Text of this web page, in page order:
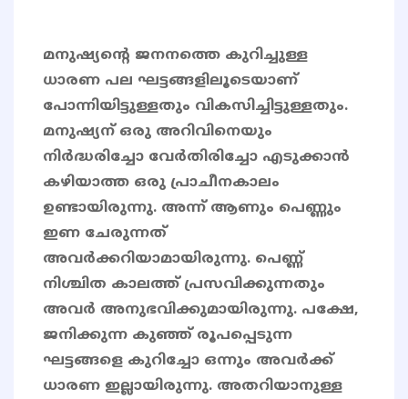
മനുഷ്യൻ്റെ ജനനത്തെ കുറിച്ചുള്ള
ധാരണ പല ഘട്ടങ്ങളിലൂടെയാണ്
പോന്നിയിട്ടുള്ളതും വികസിച്ചിട്ടുള്ളതും.
മനുഷ്യന് ഒരു അറിവിനെയും
നിർദ്ധരിച്ചോ വേർതിരിച്ചോ എടുക്കാൻ
കഴിയാത്ത ഒരു പ്രാചീനകാലം
ഉണ്ടായിരുന്നു. അന്ന് ആണും പെണ്ണും
ഇണ ചേരുന്നത്
അവർക്കറിയാമായിരുന്നു. പെണ്ണ്
നിശ്ചിത കാലത്ത് പ്രസവിക്കുന്നതും
അവർ അനുഭവിക്കുമായിരുന്നു. പക്ഷേ,
ജനിക്കുന്ന കുഞ്ഞ് രൂപപ്പെടുന്ന
ഘട്ടങ്ങളെ കുറിച്ചോ ഒന്നും അവർക്ക്
ധാരണ ഇല്ലായിരുന്നു. അതറിയാനുള്ള